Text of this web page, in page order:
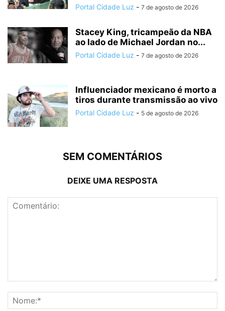
Portal Cidade Luz - 7 de agosto de 2026
Stacey King, tricampeão da NBA
ao lado de Michael Jordan no...
Portal Cidade Luz - 7 de agosto de 2026
Influenciador mexicano é morto a
tiros durante transmissão ao vivo
Portal Cidade Luz - 5 de agosto de 2026
SEM COMENTÁRIOS
DEIXE UMA RESPOSTA